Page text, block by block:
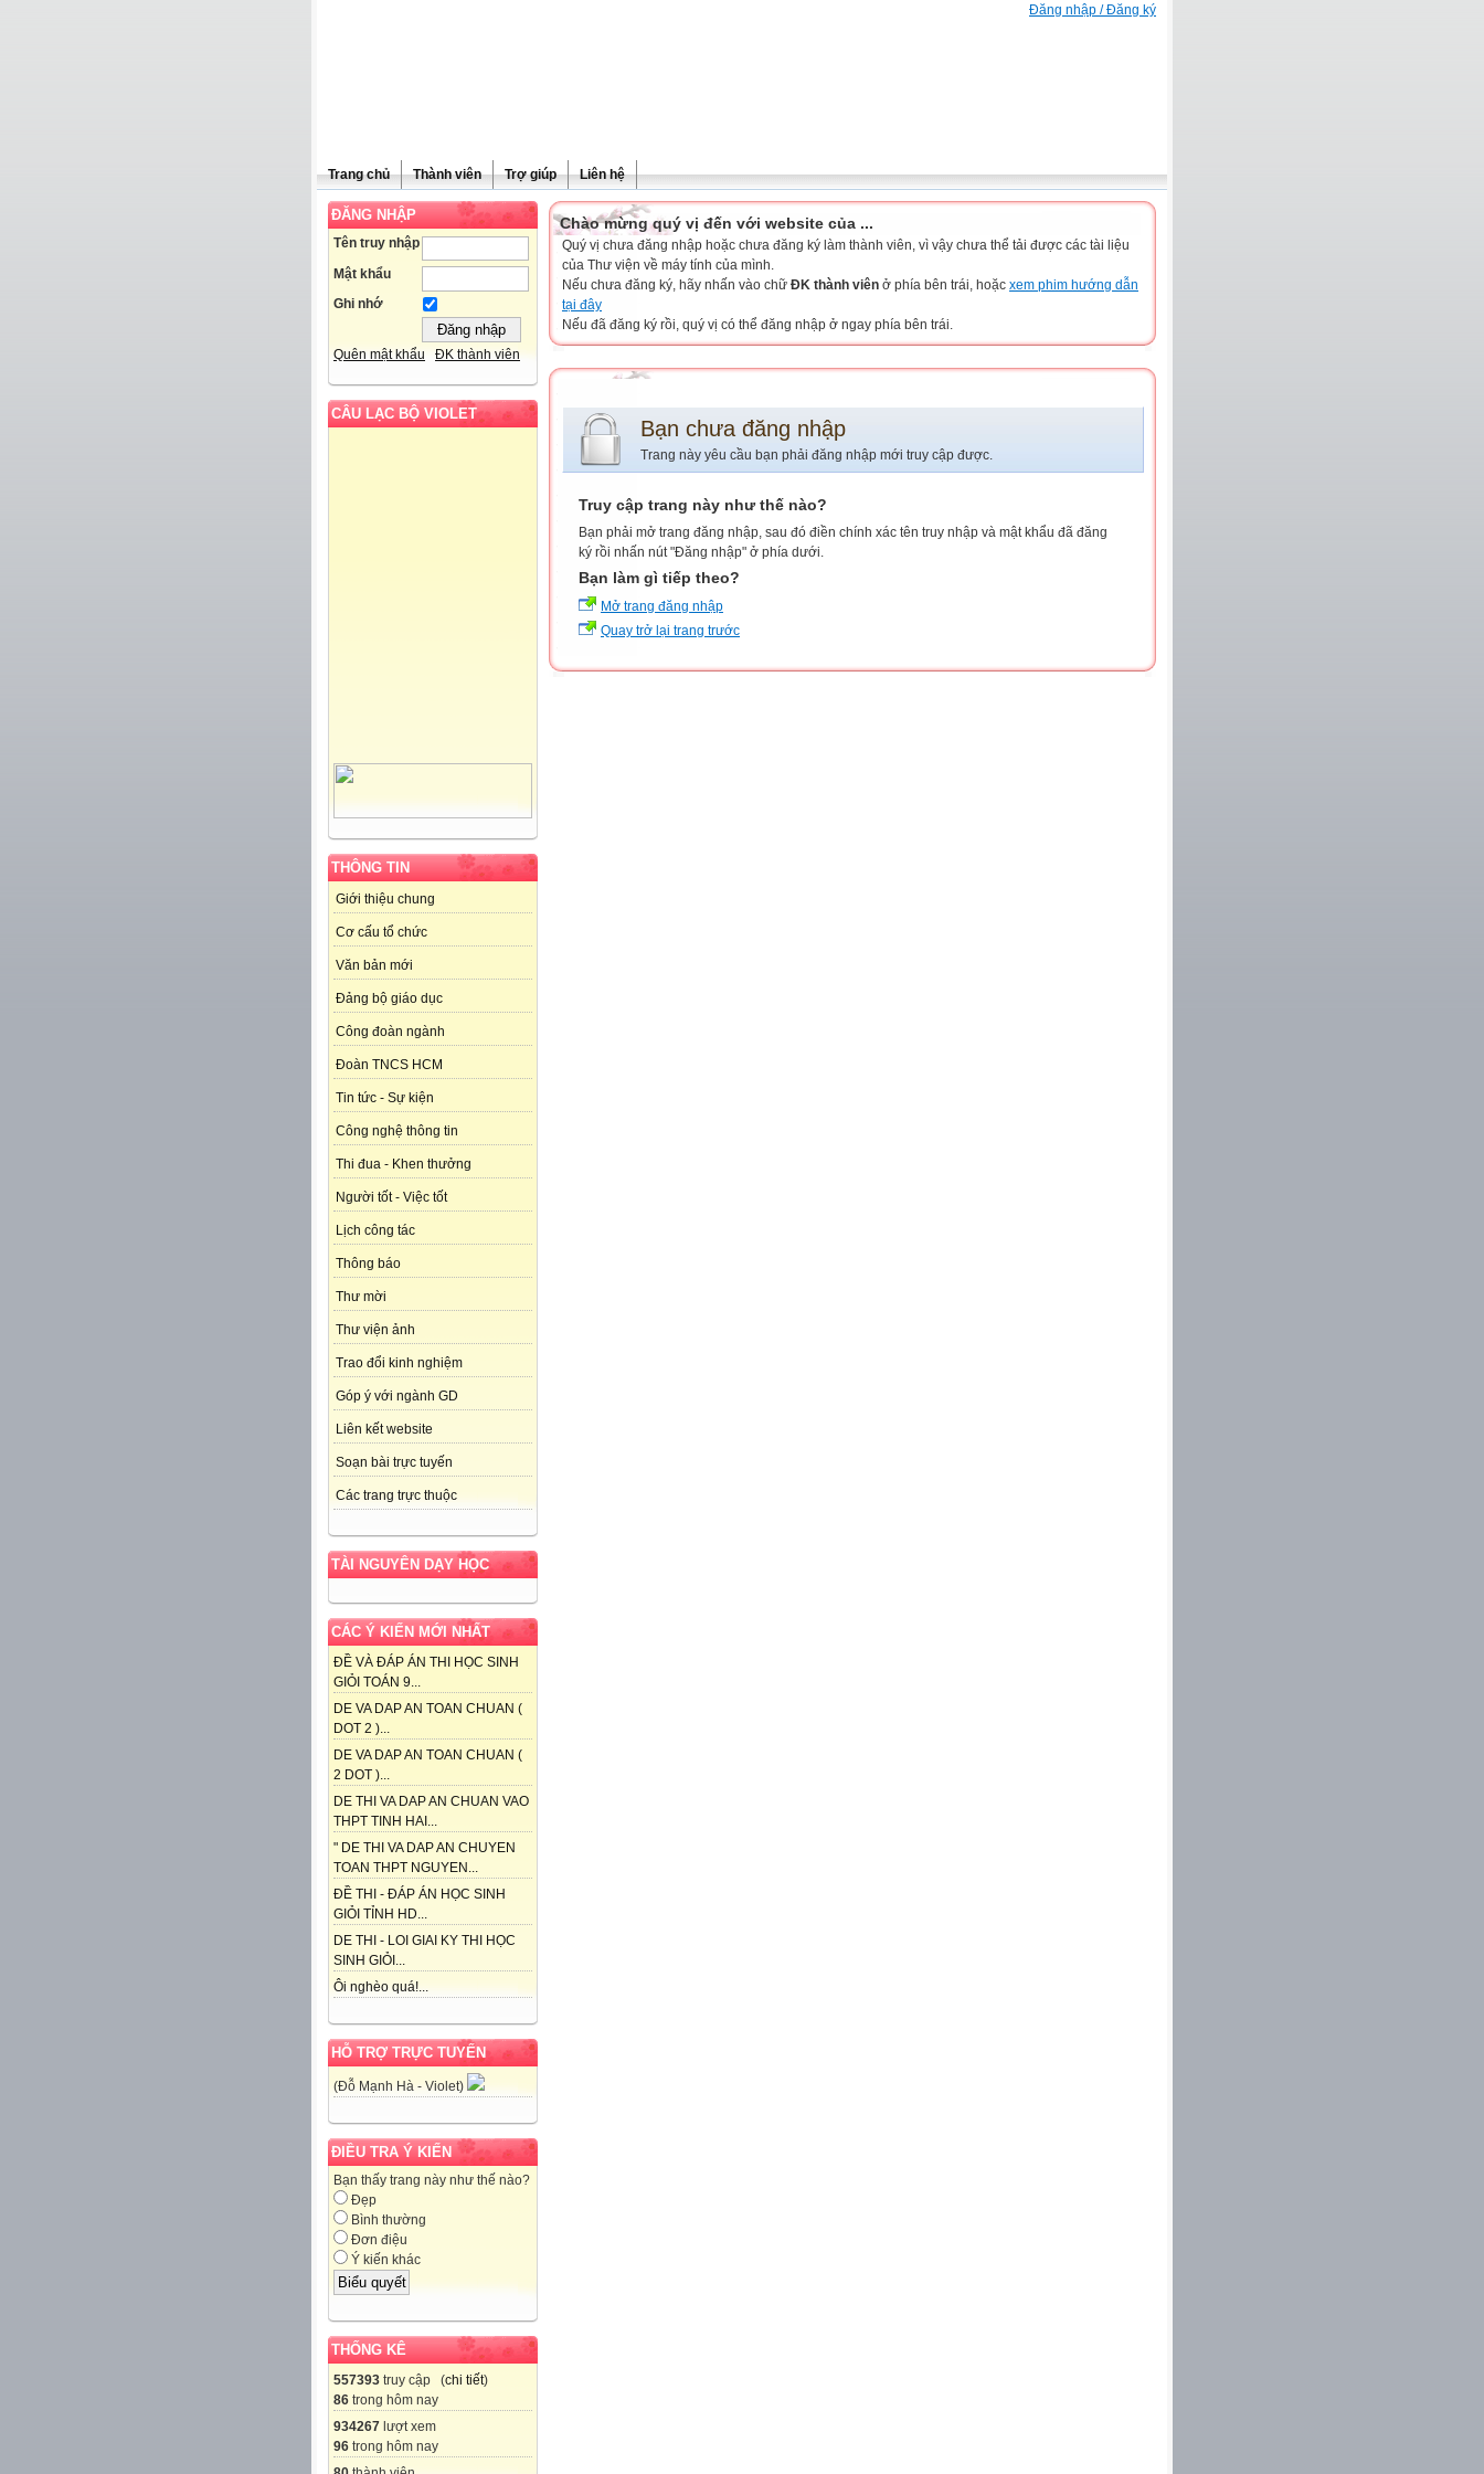
Đăng nhập / Đăng ký
Trang chủ Thành viên Trợ giúp Liên hệ
ĐĂNG NHẬP
Tên truy nhập
Mật khẩu
Ghi nhớ
Quên mật khẩu ĐK thành viên
CÂU LẠC BỘ VIOLET
THÔNG TIN
Giới thiệu chung
Cơ cấu tổ chức
Văn bản mới
Đảng bộ giáo dục
Công đoàn ngành
Đoàn TNCS HCM
Tin tức - Sự kiện
Công nghệ thông tin
Thi đua - Khen thưởng
Người tốt - Việc tốt
Lịch công tác
Thông báo
Thư mời
Thư viện ảnh
Trao đổi kinh nghiệm
Góp ý với ngành GD
Liên kết website
Soạn bài trực tuyến
Các trang trực thuộc
TÀI NGUYÊN DẠY HỌC
CÁC Ý KIẾN MỚI NHẤT
ĐỀ VÀ ĐÁP ÁN THI HỌC SINH
GIỎI TOÁN 9...
DE VA DAP AN TOAN CHUAN (
DOT 2 )...
DE VA DAP AN TOAN CHUAN (
2 DOT )...
DE THI VA DAP AN CHUAN VAO
THPT TINH HAI...
" DE THI VA DAP AN CHUYEN
TOAN THPT NGUYEN...
ĐỀ THI - ĐÁP ÁN HỌC SINH
GIỎI TỈNH HD...
DE THI - LOI GIAI KY THI HỌC
SINH GIỎI...
Ôi nghèo quá!...
HỖ TRỢ TRỰC TUYẾN
(Đỗ Mạnh Hà - Violet)
ĐIỀU TRA Ý KIẾN
Bạn thấy trang này như thế nào?
Đẹp
Bình thường
Đơn điệu
Ý kiến khác
THỐNG KÊ
557393 truy cập (chi tiết)
86 trong hôm nay
934267 lượt xem
96 trong hôm nay
Chào mừng quý vị đến với website của ...
Quý vị chưa đăng nhập hoặc chưa đăng ký làm thành viên, vì vậy chưa thể tải được các tài liệu
của Thư viện về máy tính của mình.
Nếu chưa đăng ký, hãy nhấn vào chữ ĐK thành viên ở phía bên trái, hoặc xem phim hướng dẫn
tại đây
Nếu đã đăng ký rồi, quý vị có thể đăng nhập ở ngay phía bên trái.
Bạn chưa đăng nhập
Trang này yêu cầu bạn phải đăng nhập mới truy cập được.
Truy cập trang này như thế nào?
Bạn phải mở trang đăng nhập, sau đó điền chính xác tên truy nhập và mật khẩu đã đăng
ký rồi nhấn nút "Đăng nhập" ở phía dưới.
Bạn làm gì tiếp theo?
Mở trang đăng nhập
Quay trở lại trang trước